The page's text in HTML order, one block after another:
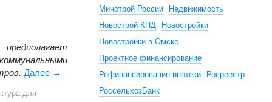
Далее 1,4 млн кв. м недвижимости за полгода введено в
→
для
Минстрой России
Недвижимость
Новострой КПД
Новостройки
Новостройки в Омске
Проектное финансирование
Рефинансирование ипотеки
Росреестр
РоссельхозБанк